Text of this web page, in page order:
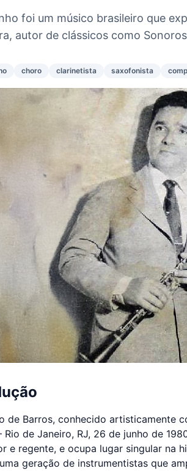
foi um músico brasileiro que
autor de clássicos como
choro clarinetista saxofonista
de Barros, conhecido artisticamente
Rio de Janeiro, RJ, 26 de junho de
e regente, e ocupa lugar singular na
geração de instrumentistas que